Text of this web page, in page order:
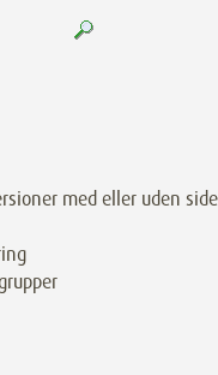
med eller uden